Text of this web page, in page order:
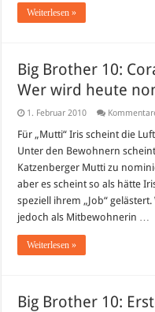
Weiterlesen »
Big Brother 10:
Wer wird heute
1. Februar 2010
Für „Mutti“ Iris scheint die
Unter den Bewohnern
Katzenberger Mutti zu
aber es scheint so als hätte
speziell ihrem „Job“
jedoch als Mitbewohnerin …
Weiterlesen »
Big Brother 10: